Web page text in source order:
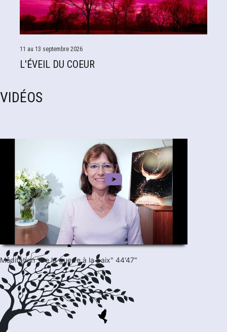
11 au 13 septembre 2026
L'ÉVEIL DU COEUR
VIDÉOS
Méditation "De la guerre à la paix" 44'47"